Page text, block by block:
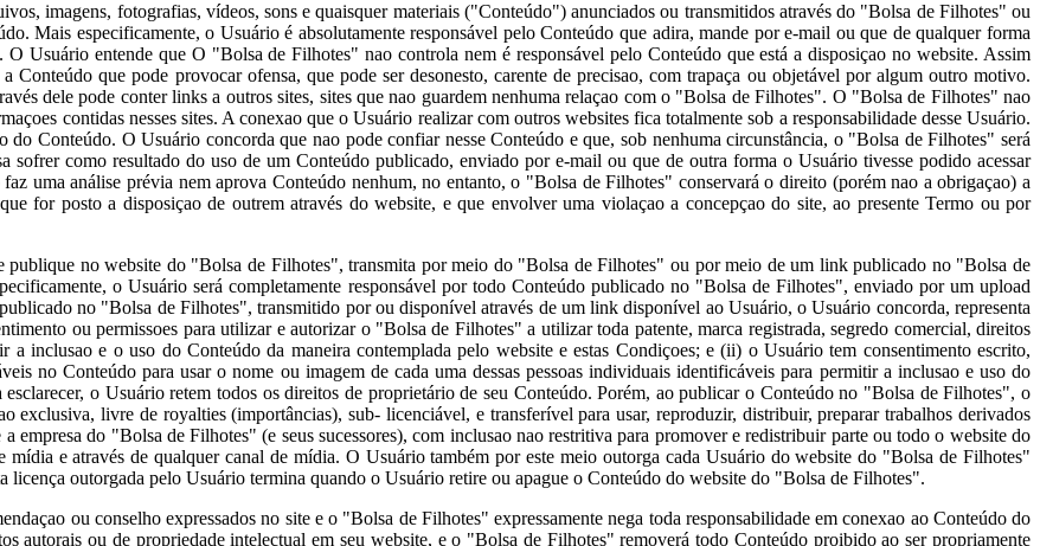
imagens, fotografias, vídeos, sons e quaisquer materiais ("Conteúdo") anunciados ou transmitidos através do "Bolsa de Filhotes" ou
Mais especificamente, o Usuário é absolutamente responsável pelo Conteúdo que adira, mande por e-mail ou que de qualquer forma
Usuário entende que O "Bolsa de Filhotes" nao controla nem é responsável pelo Conteúdo que está a disposiçao no website. Assim
que pode provocar ofensa, que pode ser desonesto, carente de precisao, com trapaça ou objetável por algum outro motivo.
dele pode conter links a outros sites, sites que nao guardem nenhuma relaçao com o "Bolsa de Filhotes". O "Bolsa de Filhotes" nao
contidas nesses sites. A conexao que o Usuário realizar com outros websites fica totalmente sob a responsabilidade desse Usuário.
Conteúdo. O Usuário concorda que nao pode confiar nesse Conteúdo e que, sob nenhuma circunstância, o "Bolsa de Filhotes" será
sofrer como resultado do uso de um Conteúdo publicado, enviado por e-mail ou que de outra forma o Usuário tivesse podido acessar
uma análise prévia nem aprova Conteúdo nenhum, no entanto, o "Bolsa de Filhotes" conservará o direito (porém nao a obrigaçao) a
for posto a disposiçao de outrem através do website, e que envolver uma violaçao a concepçao do site, ao presente Termo ou por
publique no website do "Bolsa de Filhotes", transmita por meio do "Bolsa de Filhotes" ou por meio de um link publicado no "Bolsa de
o Usuário será completamente responsável por todo Conteúdo publicado no "Bolsa de Filhotes", enviado por um upload
no "Bolsa de Filhotes", transmitido por ou disponível através de um link disponível ao Usuário, o Usuário concorda, representa
ou permissoes para utilizar e autorizar o "Bolsa de Filhotes" a utilizar toda patente, marca registrada, segredo comercial, direitos
inclusao e o uso do Conteúdo da maneira contemplada pelo website e estas Condiçoes; e (ii) o Usuário tem consentimento escrito,
no Conteúdo para usar o nome ou imagem de cada uma dessas pessoas individuais identificáveis para permitir a inclusao e uso do
o Usuário retem todos os direitos de proprietário de seu Conteúdo. Porém, ao publicar o Conteúdo no "Bolsa de Filhotes", o
livre de royalties (importâncias), sub- licenciável, e transferível para usar, reproduzir, distribuir, preparar trabalhos derivados
empresa do "Bolsa de Filhotes" (e seus sucessores), com inclusao nao restritiva para promover e redistribuir parte ou todo o website do
e através de qualquer canal de mídia. O Usuário também por este meio outorga cada Usuário do website do "Bolsa de Filhotes"
licença outorgada pelo Usuário termina quando o Usuário retire ou apague o Conteúdo do website do "Bolsa de Filhotes".
ou conselho expressados no site e o "Bolsa de Filhotes" expressamente nega toda responsabilidade em conexao ao Conteúdo do
autorais ou de propriedade intelectual em seu website, e o "Bolsa de Filhotes" removerá todo Conteúdo proibido ao ser propriamente